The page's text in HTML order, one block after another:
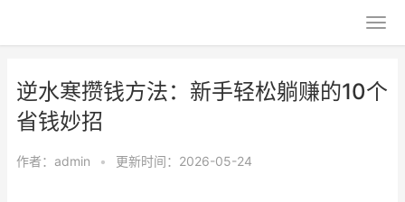
逆水寒攒钱方法：新手轻松躺赚的10个
省钱妙招
作者： admin • 更新时间：2026-05-24